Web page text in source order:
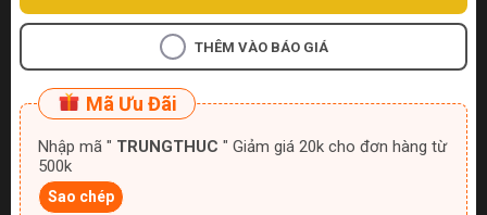
THÊM VÀO BÁO GIÁ
Mã Ưu Đãi
Nhập mã " TRUNGTHUC " Giảm giá 20k cho đơn hàng từ
500k
Sao chép